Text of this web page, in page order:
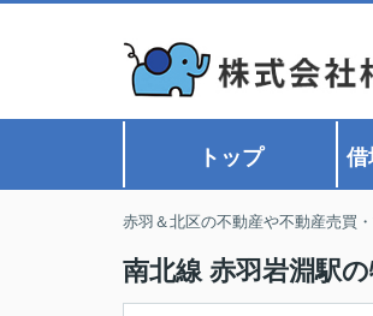
トップ 借
赤羽＆北区の不動産や不動産売買
南北線 赤羽岩淵駅